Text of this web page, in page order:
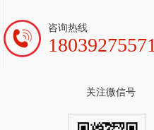
咨询热线
18039275571
关注微信号